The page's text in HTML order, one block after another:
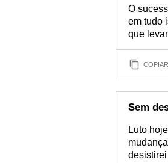
O
em tudo
que
COPIAR
Sem
Luto